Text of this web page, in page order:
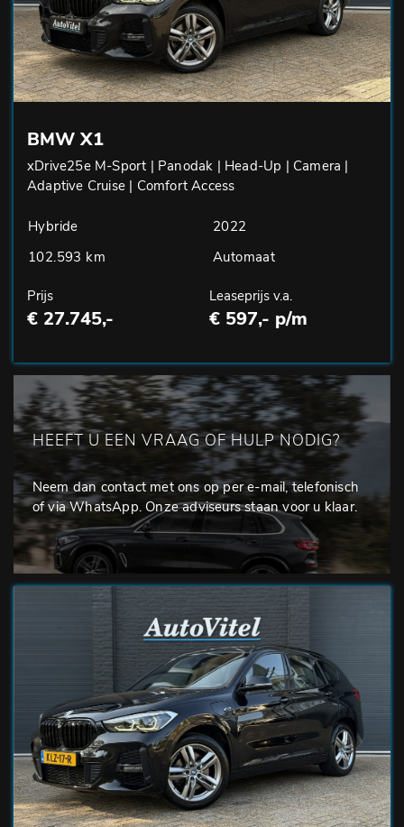
BMW X1
xDrive25e M-Sport | Panodak | Head-Up | Camera |
Adaptive Cruise | Comfort Access
Hybride
2022
102.593 km
Automaat
Prijs
€ 27.745,-
Leaseprijs v.a.
€ 597,- p/m
HEEFT U EEN VRAAG OF HULP NODIG?
Neem dan contact met ons op per e-mail, telefonisch
of via WhatsApp. Onze adviseurs staan voor u klaar.